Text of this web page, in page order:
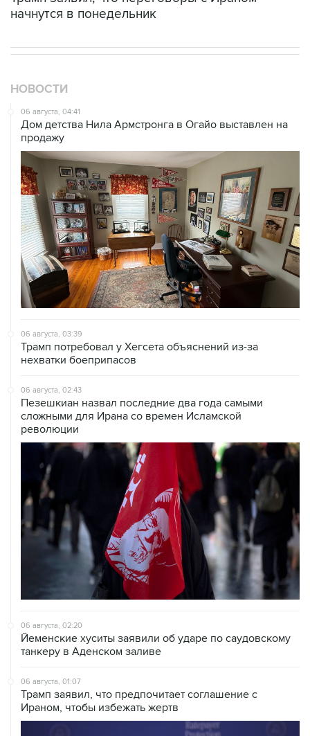
начнутся в понедельник
НОВОСТИ
06 августа, 04:41
Дом детства Нила Армстронга в Огайо выставлен на
продажу
06 августа, 03:39
Трамп потребовал у Хегсета объяснений из-за
нехватки боеприпасов
06 августа, 02:43
Пезешкиан назвал последние два года самыми
сложными для Ирана со времен Исламской
революции
06 августа, 02:20
Йеменские хуситы заявили об ударе по саудовскому
танкеру в Аденском заливе
06 августа, 01:07
Трамп заявил, что предпочитает соглашение с
Ираном, чтобы избежать жертв